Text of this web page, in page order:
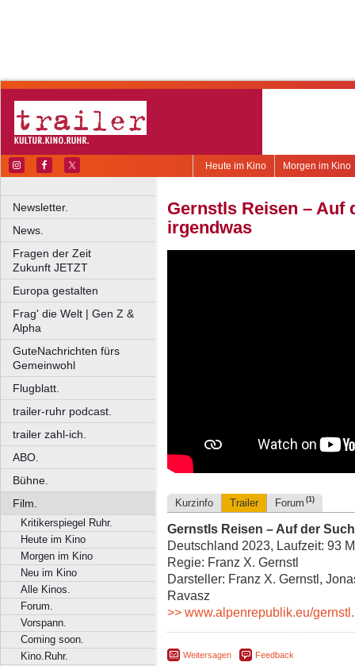
Morgen im Kino
Heute im Kino
Newsletter.
News.
Fragen der Zeit
Zukunft JETZT
Europa gestalten
Frag' die Welt | Gen Z &
Alpha
GuteNachrichten fürs
Gemeinwohl
Flugblatt.
trailer-ruhr podcast.
trailer zahl-ich.
ABO.
Bühne.
Film.
Kritikerspiegel Ruhr.
Heute im Kino
Morgen im Kino
Neu im Kino
Alle Kinos.
Forum.
Vorspann.
Coming soon.
Kino.Ruhr.
Gernstls Reisen – Auf
irgendwas
Kurzinfo Trailer Forum (1)
Gernstls Reisen – Auf der
Deutschland 2023, Laufzeit: 93
Regie: Franz X. Gernstl
Darsteller: Franz X. Gernstl,
Ravasz
>> www.alpenrepublik.eu/
Weitersagen Feedback